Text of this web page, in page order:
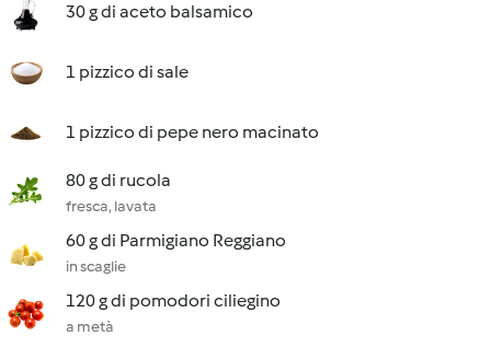
30 g di aceto balsamico
1 pizzico di sale
1 pizzico di pepe nero macinato
80 g di rucola
fresca, lavata
60 g di Parmigiano Reggiano
in scaglie
120 g di pomodori ciliegino
a metà